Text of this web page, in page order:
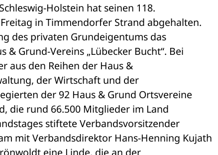
Holstein hat seinen 118.
in Timmendorfer Strand abgehalten.
des privaten Grundeigentums das
Grund-Vereins „Lübecker Bucht“. Bei
aus den Reihen der Haus &
der Wirtschaft und der
der 92 Haus & Grund Ortsvereine
die rund 66.500 Mitglieder im Land
stiftete Verbandsvorsitzender
mit Verbandsdirektor Hans-Henning Kujath
eine Linde, die an der